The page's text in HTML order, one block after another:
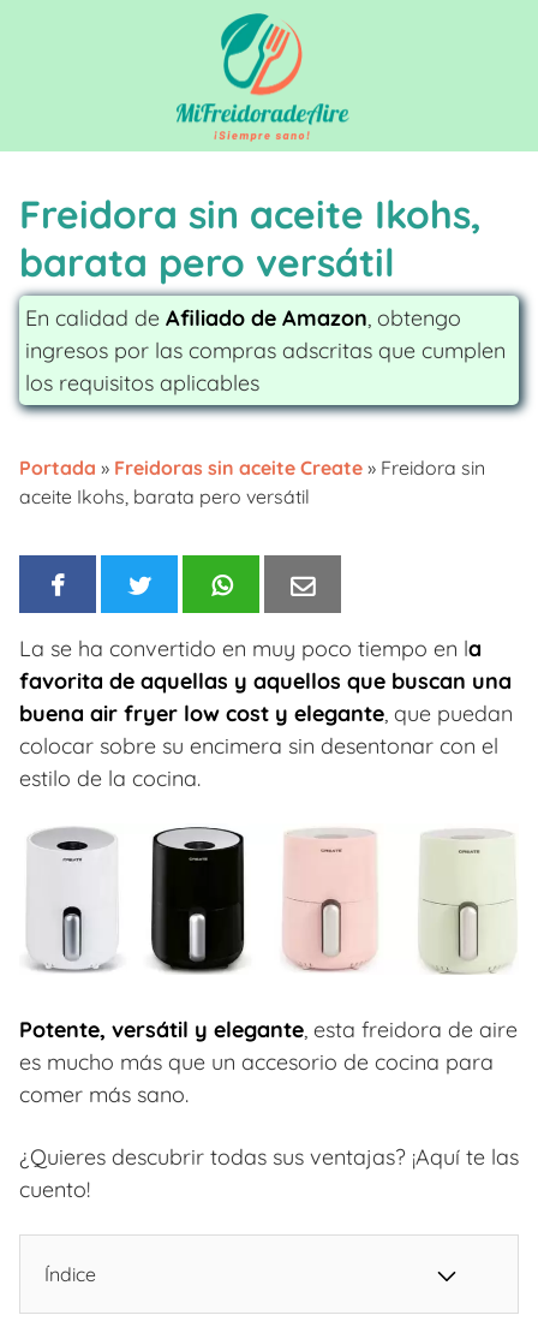
Freidora sin aceite Ikohs,
barata pero versátil
En calidad de Afiliado de Amazon, obtengo
ingresos por las compras adscritas que cumplen
los requisitos aplicables
Portada » Freidoras sin aceite Create » Freidora sin
aceite Ikohs, barata pero versátil
La se ha convertido en muy poco tiempo en la
favorita de aquellas y aquellos que buscan una
buena air fryer low cost y elegante, que puedan
colocar sobre su encimera sin desentonar con el
estilo de la cocina.
Potente, versátil y elegante , esta freidora de aire
es mucho más que un accesorio de cocina para
comer más sano.
¿Quieres descubrir todas sus ventajas? ¡Aquí te las
cuento!
Índice